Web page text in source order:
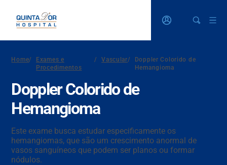
Home/
Exames e
Procedimentos
/ Vascular/
Doppler Colorido de
Hemangioma
Doppler Colorido de
Hemangioma
Este exame busca estudar especificamente os
hemangiomas, que são um crescimento anormal de
vasos sanguíneos que podem ser planos ou formar
nódulos.